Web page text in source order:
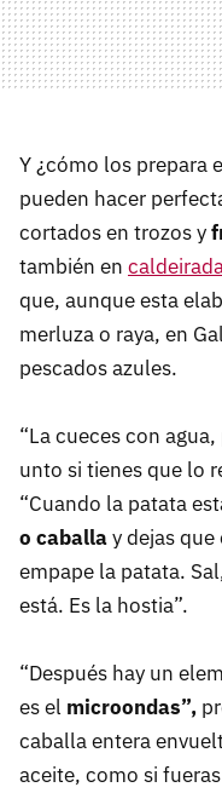
Y ¿cómo los prepara
pueden hacer
cortados en trozos y
también en
que, aunque esta
merluza o raya, en
pescados azules.
“La cueces con
unto si tienes que lo
“Cuando la patata
o caballay dejas
empape la patata.
está. Es la hostia”.
“Después hay un
es el microondas”,
caballa entera
aceite, como si